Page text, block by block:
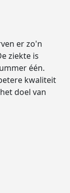
er zo'n
ziekte is
één.
kwaliteit
doel van